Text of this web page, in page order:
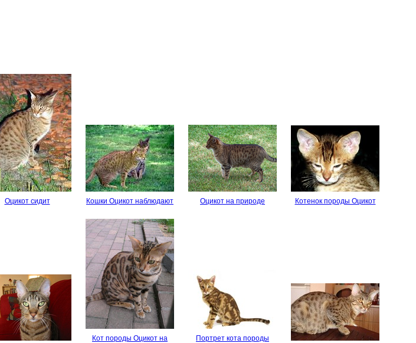
Оцикот сидит Кошки Оцикот наблюдают Оцикот на природе Котенок породы Оцикот
Кот породы Оцикот на
Портрет кота породы